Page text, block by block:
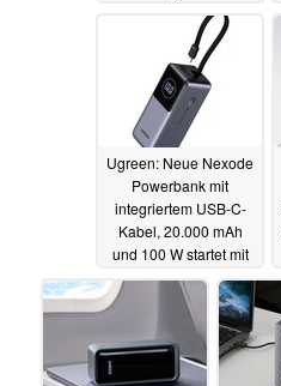
10.06.2025
Ugreen: Neue Nexode
Powerbank mit
integriertem USB-C-
Kabel, 20.000 mAh
und 100 W startet mit
Rabatt21.05.2025